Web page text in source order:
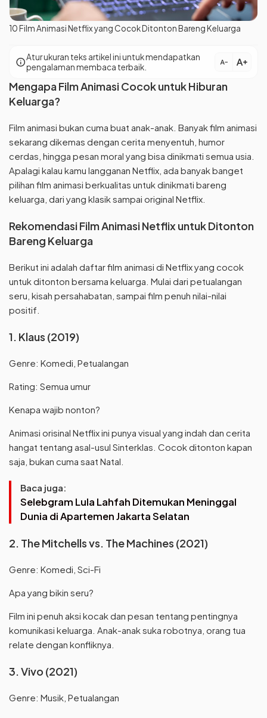
10 Film Animasi Netflix yang Cocok Ditonton Bareng Keluarga
infoAtur ukuran teks artikel ini untuk mendapatkan
pengalaman membaca terbaik.
text_decrease
text_increase
Mengapa Film Animasi Cocok untuk Hiburan
Keluarga?
Film animasi bukan cuma buat anak-anak. Banyak film animasi
sekarang dikemas dengan cerita menyentuh, humor
cerdas, hingga pesan moral yang bisa dinikmati semua usia.
Apalagi kalau kamu langganan Netflix, ada banyak banget
pilihan film animasi berkualitas untuk dinikmati bareng
keluarga, dari yang klasik sampai original Netflix.
Rekomendasi Film Animasi Netflix untuk Ditonton
Bareng Keluarga
Berikut ini adalah daftar film animasi di Netflix yang cocok
untuk ditonton bersama keluarga. Mulai dari petualangan
seru, kisah persahabatan, sampai film penuh nilai-nilai
positif.
1. Klaus (2019)
Genre: Komedi, Petualangan
Rating: Semua umur
Kenapa wajib nonton?
Animasi orisinal Netflix ini punya visual yang indah dan cerita
hangat tentang asal-usul Sinterklas. Cocok ditonton kapan
saja, bukan cuma saat Natal.
Baca juga:
Selebgram Lula Lahfah Ditemukan Meninggal
Dunia di Apartemen Jakarta Selatan
2. The Mitchells vs. The Machines (2021)
Genre: Komedi, Sci-Fi
Apa yang bikin seru?
Film ini penuh aksi kocak dan pesan tentang pentingnya
komunikasi keluarga. Anak-anak suka robotnya, orang tua
relate dengan konfliknya.
3. Vivo (2021)
Genre: Musik, Petualangan